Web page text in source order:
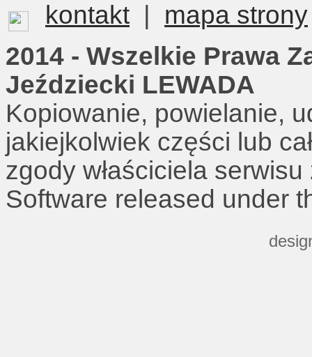
kontakt
mapa strony
2014 - Wszelkie Prawa
Jeździecki LEWADA
Kopiowanie, powielanie,
jakiejkolwiek części lub
zgody właściciela
Software released under